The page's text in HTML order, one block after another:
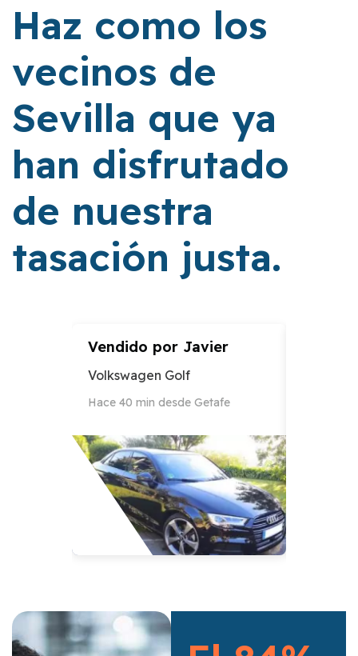
Haz como los
vecinos de
Sevilla que ya
han disfrutado
de nuestra
tasación justa.
Vendido por Javier
Volkswagen Golf
Hace 40 min desde Getafe